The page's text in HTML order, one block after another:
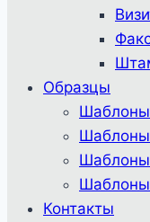
Образцы
Шаблоны
Контакты